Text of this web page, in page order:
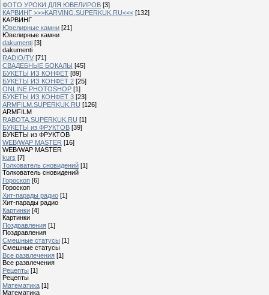
ФОТО УРОКИ ДЛЯ ЮВЕЛИРОВ [3]
КАРВИНГ >>>KARVING.SUPERKUK.RU<<< [132]
КАРВИНГ
Ювелирные камни [21]
Ювелирные камни
dakumenti [3]
dakumenti
RADIO/TV [71]
СВАДЕБНЫЕ БОКАЛЫ [45]
БУКЕТЫ ИЗ КОНФЕТ [89]
БУКЕТЫ ИЗ КОНФЕТ 2 [25]
ONLINE PHOTOSHOP [1]
БУКЕТЫ ИЗ КОНФЕТ 3 [23]
ARMFILM.SUPERKUK.RU [126]
ARMFILM
RABOTA.SUPERKUK.RU [1]
БУКЕТЫ из ФРУКТОВ [39]
БУКЕТЫ из ФРУКТОВ
WEB/WAP MASTER [16]
WEB/WAP MASTER
kurs [7]
Толкователь сновидений [1]
Толкователь сновидений
Гороскоп [6]
Гороскоп
Хит-парады радио [1]
Хит-парады радио
Картинки [4]
Картинки
Поздравления [1]
Поздравления
Смешные статусы [1]
Смешные статусы
Все развлечения [1]
Все развлечения
Рецепты [1]
Рецепты
Математика [1]
Математика